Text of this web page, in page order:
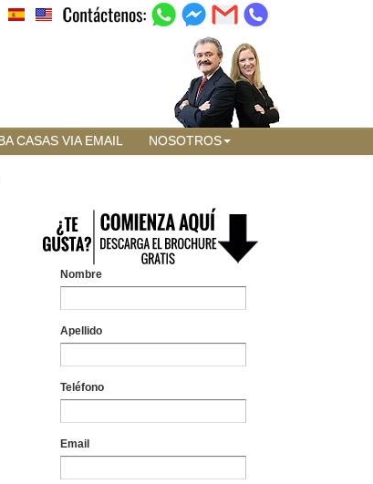
CASAS VIA EMAIL NOSOTROS
Nombre
Apellido
Teléfono
Email